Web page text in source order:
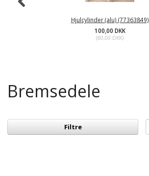
Hjulcylinder (alu) (77363849)
100,00 DKK
(80,00 DKK)
Bremsedele
Filtre